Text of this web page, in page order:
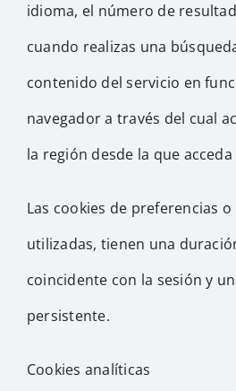
idioma, el número de
cuando realizas una
contenido del servicio en
navegador a través del cual
la región desde la que
Las cookies de preferencias
utilizadas, tienen una
coincidente con la sesión y
persistente.
Cookies analíticas